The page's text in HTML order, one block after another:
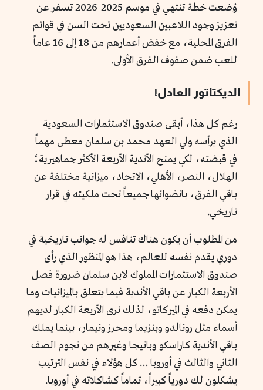
وُضعت خطة تنتهي في موسم 2025-2026 تسفر عن
تعزيز وجود اللاعبين السعوديين تحت السن في قوائم
الفرق المحلية، مع خفض أعمارهم من 18 إلى 16 عاماً
للعب ضمن صفوف الفرق الأولى.
الديكتاتور العادل!
رغم كل هذا، أبقى صندوق الاستثمارات السعودية
الذي يرأسه ولي العهد محمد بن سلمان معطى مهماً
في قبضته، لكي يمنح الأندية الأربعة الأكثر جماهيرية؛
الهلال، النصر، الأهلي، الاتحاد، ميزانية مختلفة عن
باقي الفرق، بانضوائها جميعاً تحت ملكيته في قرار
تاريخي.
من المطلوب أن يكون هناك تنافس له جوانب تاريخية في
دوري يقدم نفسه للعالم، هذا هو المنظور الذي رأى
صندوق الاستثمارات المملوك لابن سلمان ضرورة فصل
الأربعة الكبار عن باقي الأندية فيما يتعلق بالميزانيات وما
يمكن دفعه في الميركاتو، لذلك نرى الأربعة الكبار لديهم
أسماء مثل رونالدو وبنزيما ومحرز ونيمار، بينما يملك
باقي الأندية كاراسكو وبانيجا وغيرهم من نجوم الصف
الثاني والثالث في أوروبا … كل هؤلاء في نفس الترتيب
يشكلون لك دورياً كبيراً، تماماً كشاكلاته في أوروبا.